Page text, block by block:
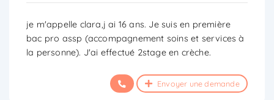
je m'appelle clara,j ai 16 ans. Je suis en première
bac pro assp (accompagnement soins et services à
la personne). J'ai effectué 2stage en crèche.
Envoyer une demande